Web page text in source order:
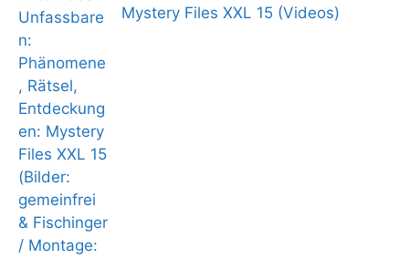
Mystery Files XXL 15 (Videos)